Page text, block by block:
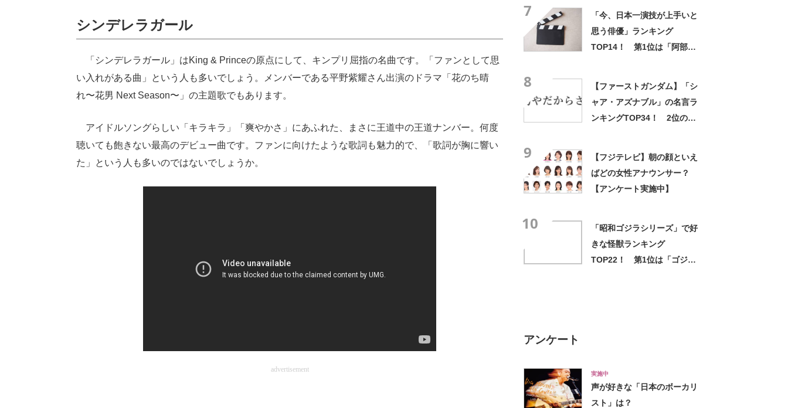
シンデレラガール
「シンデレラガール」はKing & Princeの原点にして、キンプリ屈指の名曲です。「ファンとして思
い入れがある曲」という人も多いでしょう。メンバーである平野紫耀さん出演のドラマ「花のち晴
れ〜花男 Next Season〜」の主題歌でもあります。
アイドルソングらしい「キラキラ」「爽やかさ」にあふれた、まさに王道中の王道ナンバー。何度
聴いても飽きない最高のデビュー曲です。ファンに向けたような歌詞も魅力的で、「歌詞が胸に響い
た」という人も多いのではないでしょうか。
advertisement
7
「今、日本一演技が上手いと
思う俳優」ランキング
TOP14！ 第1位は「阿部
8
【ファーストガンダム】「シ
ャア・アズナブル」の名言ラ
ンキングTOP34！ 2位の
9
【フジテレビ】朝の顔といえ
ばどの女性アナウンサー？
【アンケート実施中】
10
「昭和ゴジラシリーズ」で好
きな怪獣ランキング
TOP22！ 第1位は「ゴジ
アンケート
実施中
声が好きな「日本のボーカリ
スト」は？